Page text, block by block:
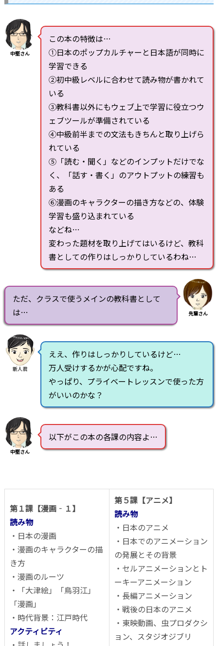
中堅さん
この本の特徴は…
①日本のポップカルチャーと日本語が同時に
学習できる
②初中級レベルに合わせて読み物が書かれて
いる
③教科書以外にもウェブ上で学習に役立つウ
ェブツールが準備されている
④中級前半までの文法もきちんと取り上げら
れている
⑤「読む・聞く」などのインプットだけでな
く、「話す・書く」のアウトプットの練習も
ある
⑥漫画のキャラクターの描き方などの、体験
学習も盛り込まれている
などね…
変わった題材を取り上げてはいるけど、教科
書としての作りはしっかりしているわね…
ただ、クラスで使うメインの教科書として
は…
先輩さん
新人君
ええ、作りはしっかりしているけど…
万人受けするかが心配ですね。
やっぱり、プライベートレッスンで使った方
がいいのかな？
中堅さん
以下がこの本の各課の内容よ…
第１課【漫画‐１】
読み物
・日本の漫画
・漫画のキャラクターの描
き方
・漫画のルーツ
・「大津絵」「鳥羽江」
「漫画」
・時代背景：江戸時代
アクティビティ
第５課【アニメ】
読み物
・日本のアニメ
・日本でのアニメーション
の発展とその背景
・セルアニメーションとト
ーキーアニメーション
・長編アニメーション
・戦後の日本のアニメ
・東映動画、虫プロダクシ
ョン、スタジオジブリ